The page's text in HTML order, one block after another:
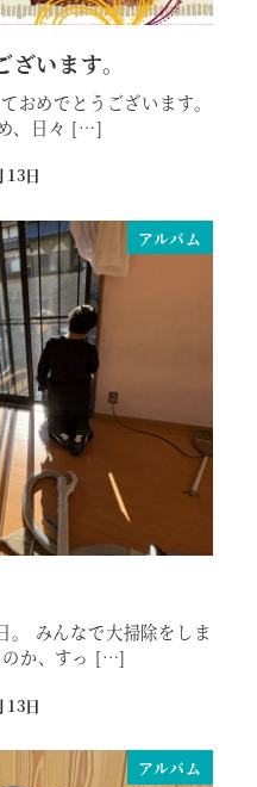
います。
めでとうございます。
、日々 […]
13日
アルバム
みんなで大掃除をしま
のか、すっ […]
13日
アルバム